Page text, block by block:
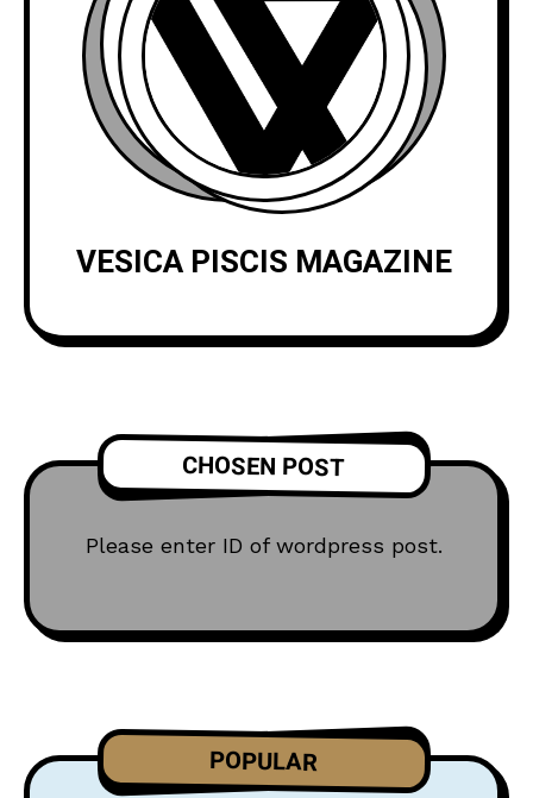
VESICA PISCIS MAGAZINE
CHOSEN POST
Please enter ID of wordpress post.
POPULAR